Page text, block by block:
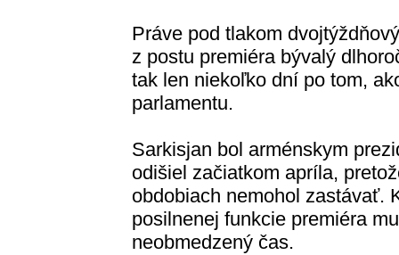
Práve pod tlakom
z postu premiéra bývalý
tak len niekoľko dní po tom,
parlamentu.
Sarkisjan bol arménskym
odišiel začiatkom apríla,
obdobiach nemohol zastávať.
posilnenej funkcie premiéra
neobmedzený čas.